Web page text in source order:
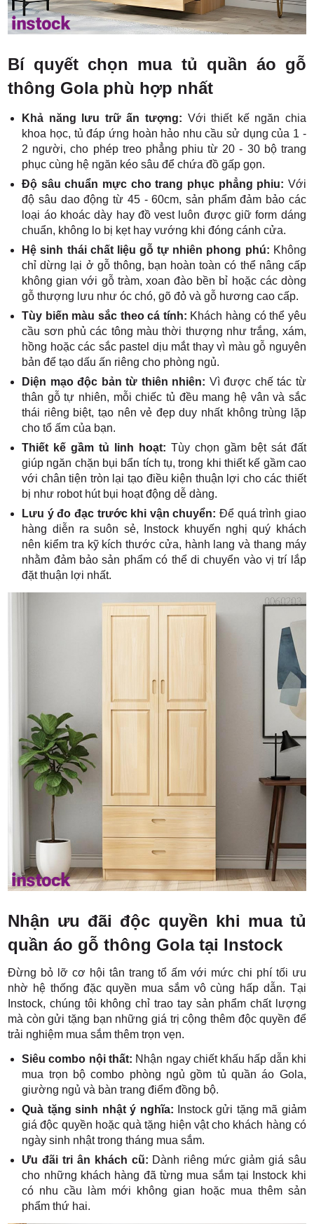
Bí quyết chọn mua tủ quần áo gỗ
thông Gola phù hợp nhất
Khả năng lưu trữ ấn tượng: Với thiết kế ngăn chia
khoa học, tủ đáp ứng hoàn hảo nhu cầu sử dụng của 1 -
2 người, cho phép treo phẳng phiu từ 20 - 30 bộ trang
phục cùng hệ ngăn kéo sâu để chứa đồ gấp gọn.
Độ sâu chuẩn mực cho trang phục phẳng phiu: Với
độ sâu dao động từ 45 - 60cm, sản phẩm đảm bảo các
loại áo khoác dày hay đồ vest luôn được giữ form dáng
chuẩn, không lo bị kẹt hay vướng khi đóng cánh cửa.
Hệ sinh thái chất liệu gỗ tự nhiên phong phú: Không
chỉ dừng lại ở gỗ thông, bạn hoàn toàn có thể nâng cấp
không gian với gỗ tràm, xoan đào bền bỉ hoặc các dòng
gỗ thượng lưu như óc chó, gõ đỏ và gỗ hương cao cấp.
Tùy biến màu sắc theo cá tính: Khách hàng có thể yêu
cầu sơn phủ các tông màu thời thượng như trắng, xám,
hồng hoặc các sắc pastel dịu mắt thay vì màu gỗ nguyên
bản để tạo dấu ấn riêng cho phòng ngủ.
Diện mạo độc bản từ thiên nhiên: Vì được chế tác từ
thân gỗ tự nhiên, mỗi chiếc tủ đều mang hệ vân và sắc
thái riêng biệt, tạo nên vẻ đẹp duy nhất không trùng lặp
cho tổ ấm của bạn.
Thiết kế gầm tủ linh hoạt: Tùy chọn gầm bệt sát đất
giúp ngăn chặn bụi bẩn tích tụ, trong khi thiết kế gầm cao
với chân tiện tròn lại tạo điều kiện thuận lợi cho các thiết
bị như robot hút bụi hoạt động dễ dàng.
Lưu ý đo đạc trước khi vận chuyển: Để quá trình giao
hàng diễn ra suôn sẻ, Instock khuyến nghị quý khách
nên kiểm tra kỹ kích thước cửa, hành lang và thang máy
nhằm đảm bảo sản phẩm có thể di chuyển vào vị trí lắp
đặt thuận lợi nhất.
Nhận ưu đãi độc quyền khi mua tủ
quần áo gỗ thông Gola tại Instock
Đừng bỏ lỡ cơ hội tân trang tổ ấm với mức chi phí tối ưu
nhờ hệ thống đặc quyền mua sắm vô cùng hấp dẫn. Tại
Instock, chúng tôi không chỉ trao tay sản phẩm chất lượng
mà còn gửi tặng bạn những giá trị cộng thêm độc quyền để
trải nghiệm mua sắm thêm trọn vẹn.
Siêu combo nội thất: Nhận ngay chiết khấu hấp dẫn khi
mua trọn bộ combo phòng ngủ gồm tủ quần áo Gola,
giường ngủ và bàn trang điểm đồng bộ.
Quà tặng sinh nhật ý nghĩa: Instock gửi tặng mã giảm
giá độc quyền hoặc quà tặng hiện vật cho khách hàng có
ngày sinh nhật trong tháng mua sắm.
Ưu đãi tri ân khách cũ: Dành riêng mức giảm giá sâu
cho những khách hàng đã từng mua sắm tại Instock khi
có nhu cầu làm mới không gian hoặc mua thêm sản
phẩm thứ hai.